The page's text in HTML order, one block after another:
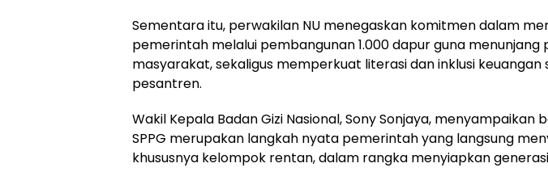
Sementara itu, perwakilan NU menegaskan komitmen dalam
pemerintah melalui pembangunan 1.000 dapur guna menunjang
masyarakat, sekaligus memperkuat literasi dan inklusi keuangan
pesantren.
Wakil Kepala Badan Gizi Nasional, Sony Sonjaya, menyampaikan
SPPG merupakan langkah nyata pemerintah yang langsung
khususnya kelompok rentan, dalam rangka menyiapkan